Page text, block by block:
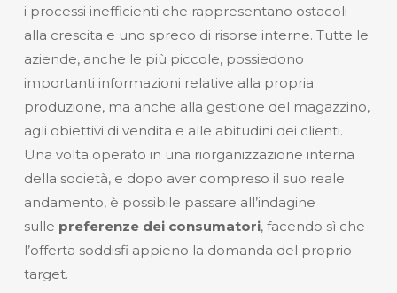
i processi inefficienti che rappresentano ostacoli
alla crescita e uno spreco di risorse interne. Tutte le
aziende, anche le più piccole, possiedono
importanti informazioni relative alla propria
produzione, ma anche alla gestione del magazzino,
agli obiettivi di vendita e alle abitudini dei clienti.
Una volta operato in una riorganizzazione interna
della società, e dopo aver compreso il suo reale
andamento, è possibile passare all’indagine
sulle preferenze dei consumatori, facendo sì che
l’offerta soddisfi appieno la domanda del proprio
target.